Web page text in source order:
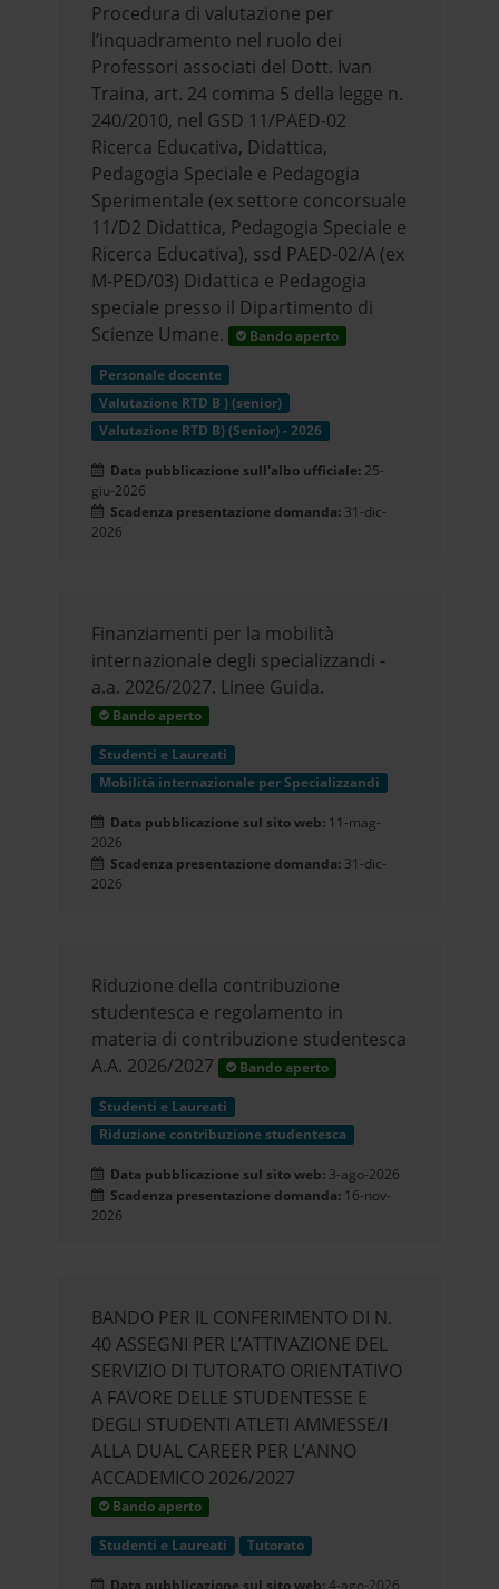
Procedura di valutazione per
l’inquadramento nel ruolo dei
Professori associati del Dott. Ivan
Traina, art. 24 comma 5 della legge n.
240/2010, nel GSD 11/PAED-02
Ricerca Educativa, Didattica,
Pedagogia Speciale e Pedagogia
Sperimentale (ex settore concorsuale
11/D2 Didattica, Pedagogia Speciale e
Ricerca Educativa), ssd PAED-02/A (ex
M-PED/03) Didattica e Pedagogia
speciale presso il Dipartimento di
Scienze Umane.
Bando aperto
Personale docente
Valutazione RTD B ) (senior)
Valutazione RTD B) (Senior) - 2026
Data pubblicazione sull'albo ufficiale: 25-
giu-2026
Scadenza presentazione domanda: 31-dic-
2026
Finanziamenti per la mobilità
internazionale degli specializzandi -
a.a. 2026/2027. Linee Guida.
Bando aperto
Studenti e Laureati
Mobilità internazionale per Specializzandi
Data pubblicazione sul sito web: 11-mag-
2026
Scadenza presentazione domanda: 31-dic-
2026
Riduzione della contribuzione
studentesca e regolamento in
materia di contribuzione studentesca
A.A. 2026/2027
Bando aperto
Studenti e Laureati
Riduzione contribuzione studentesca
Data pubblicazione sul sito web: 3-ago-2026
Scadenza presentazione domanda: 16-nov-
2026
BANDO PER IL CONFERIMENTO DI N.
40 ASSEGNI PER L’ATTIVAZIONE DEL
SERVIZIO DI TUTORATO ORIENTATIVO
A FAVORE DELLE STUDENTESSE E
DEGLI STUDENTI ATLETI AMMESSE/I
ALLA DUAL CAREER PER L’ANNO
ACCADEMICO 2026/2027
Bando aperto
Studenti e Laureati Tutorato